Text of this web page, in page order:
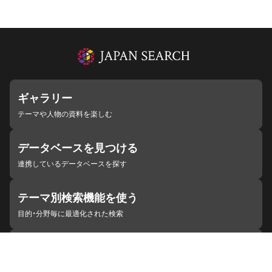
ギャラリー
テーマや人物の資料を楽しむ
データベースを見つける
連携しているデータベースを探す
テーマ別検索機能を使う
目的・分野毎に最適化された検索